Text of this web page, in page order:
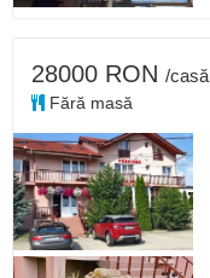
28000 RON /casă
Fără masă